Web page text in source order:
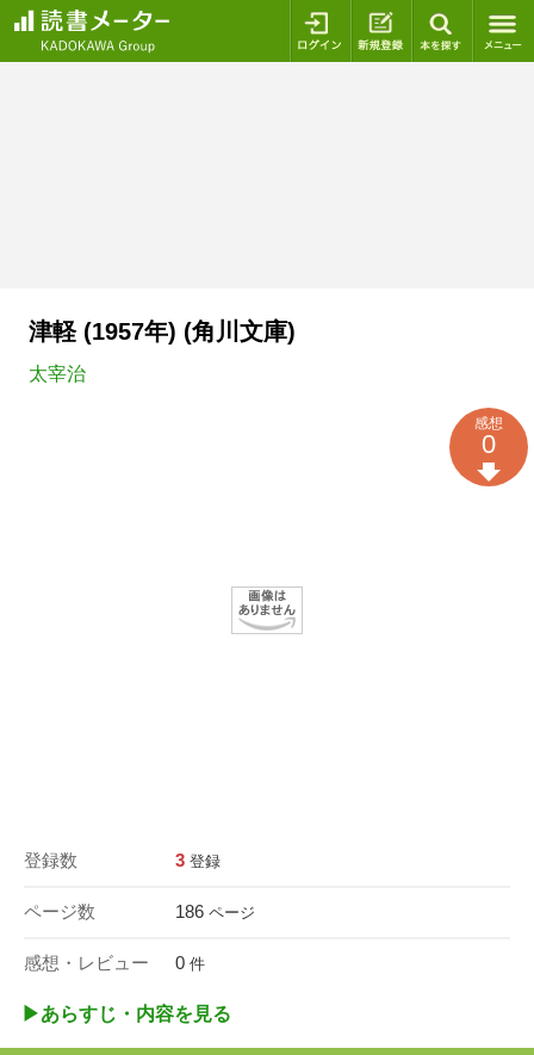
ログイン 新規登録
津軽 (1957年) (角川文庫)
太宰治
登録数 3 登録
ページ数 186 ページ
感想・レビュー 0 件
感想
0
▶︎あらすじ・内容を見る